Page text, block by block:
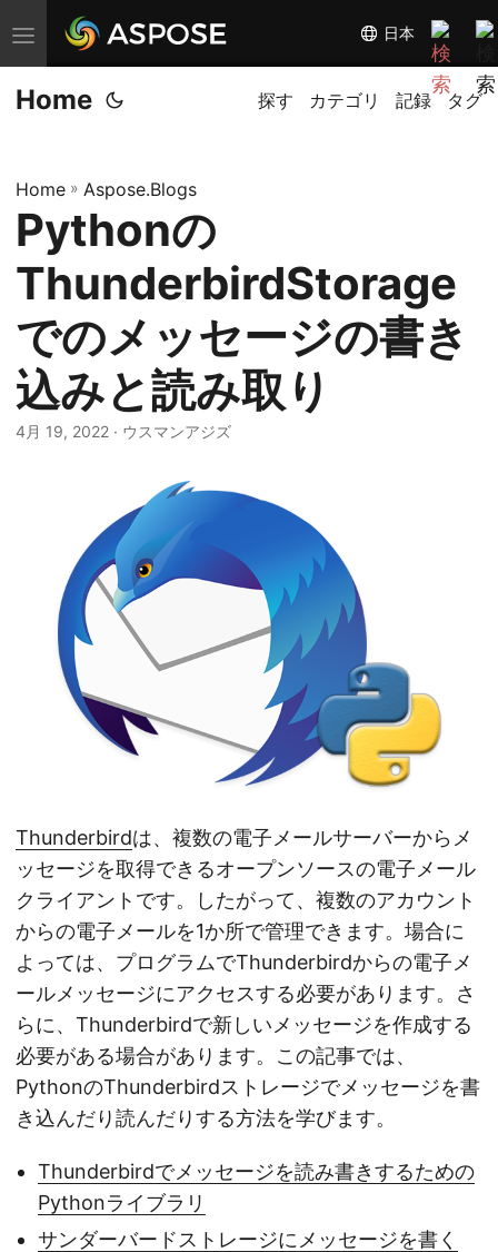
ナ
ビ
ゲ
ョ
ン
替
日本
Home 探す カテゴリ 記録 タグ
Home » Aspose.Blogs
Pythonの
ThunderbirdStorage
でのメッセージの書き
込みと読み取り
4月 19, 2022 · ウスマンアジズ
Thunderbirdは、複数の電子メールサーバーからメ
ッセージを取得できるオープンソースの電子メール
クライアントです。したがって、複数のアカウント
からの電子メールを1か所で管理できます。場合に
よっては、プログラムでThunderbirdからの電子メ
ールメッセージにアクセスする必要があります。さ
らに、Thunderbirdで新しいメッセージを作成する
必要がある場合があります。この記事では、
PythonのThunderbirdストレージでメッセージを書
き込んだり読んだりする方法を学びます。
Thunderbirdでメッセージを読み書きするための
Pythonライブラリ
サンダーバードストレージにメッセージを書く